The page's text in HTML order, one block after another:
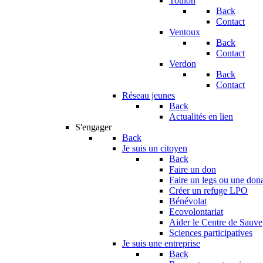
Back
Contact
Ventoux
Back
Contact
Verdon
Back
Contact
Réseau jeunes
Back
Actualités en lien
S'engager
Back
Je suis un citoyen
Back
Faire un don
Faire un legs ou une
Créer un refuge LPO
Bénévolat
Ecovolontariat
Aider le Centre de
Sciences participatives
Je suis une entreprise
Back